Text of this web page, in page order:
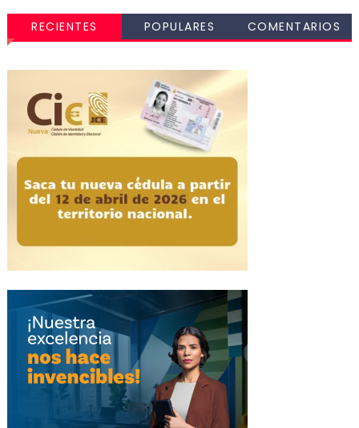
RECIENTES POPULARES COMENTARIOS